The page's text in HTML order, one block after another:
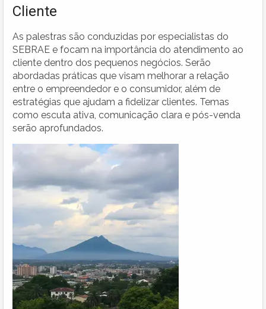
Cliente
As palestras são conduzidas por especialistas do
SEBRAE e focam na importância do atendimento ao
cliente dentro dos pequenos negócios. Serão
abordadas práticas que visam melhorar a relação
entre o empreendedor e o consumidor, além de
estratégias que ajudam a fidelizar clientes. Temas
como escuta ativa, comunicação clara e pós-venda
serão aprofundados.